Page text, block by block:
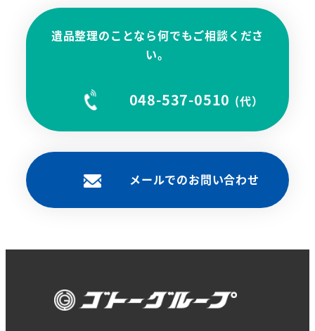
遺品整理のことなら何でもご相談くださ
い。
048-537-0510 (代）
ン
メールでのお問い合わせ
ン